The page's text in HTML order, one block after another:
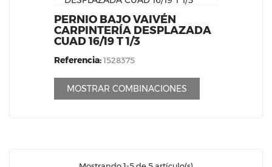
PERNIO BAJO VAIVÉN
CARPINTERÍA DESPLAZADA
CUAD 16/19 T 1/3
Referencia:1528375
MOSTRAR COMBINACIONES